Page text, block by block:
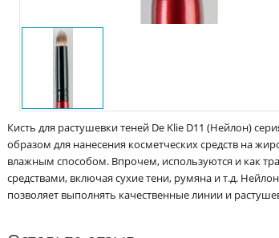
Кисть для растушевки теней De Klie D11 (Нейлон)
образом для нанесения косметческих средств на
влажным способом. Впрочем, используются и как
средствами, включая сухие тени, румяна и т.д.
позволяет выполнять качественные линии и